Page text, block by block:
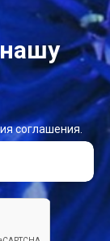
соглашения.